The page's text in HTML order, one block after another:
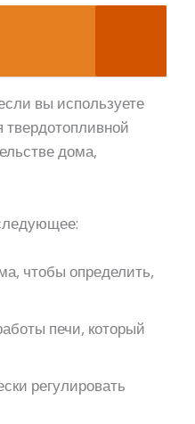
вы используете
дома,
чтобы определить,
печи, который
регулировать